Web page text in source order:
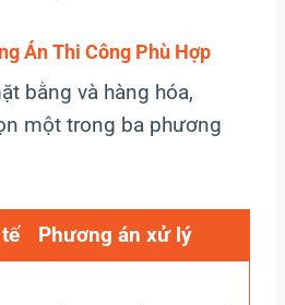
Án Thi Công Phù Hợp
bằng và hàng hóa,
một trong ba phương
Phương án xử lý